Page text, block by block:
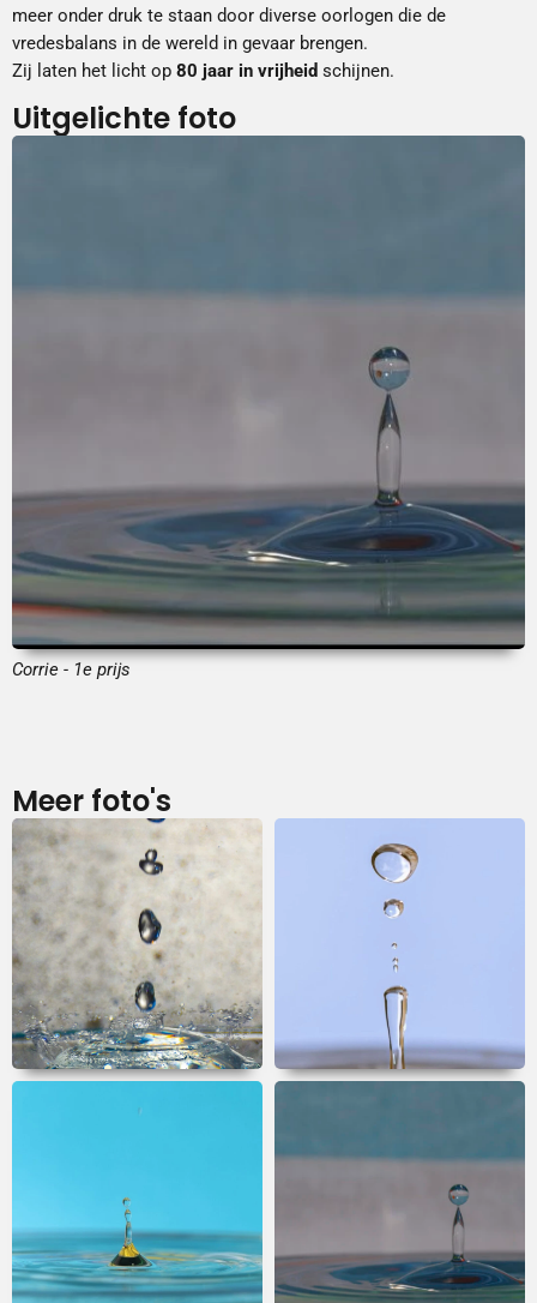
meer onder druk te staan door diverse oorlogen die de
vredesbalans in de wereld in gevaar brengen.
Zij laten het licht op 80 jaar in vrijheid schijnen.
Uitgelichte foto
Corrie - 1e prijs
Meer foto's